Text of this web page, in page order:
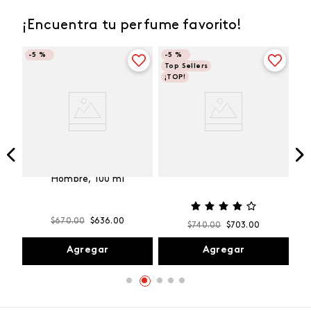
¡Encuentra tu perfume favorito!
-5 %
Hombre, 100 ml
$670.00 $636.00
Agregar
-5 %
Top Sellers
¡TOP!
$740.00 $703.00
Agregar